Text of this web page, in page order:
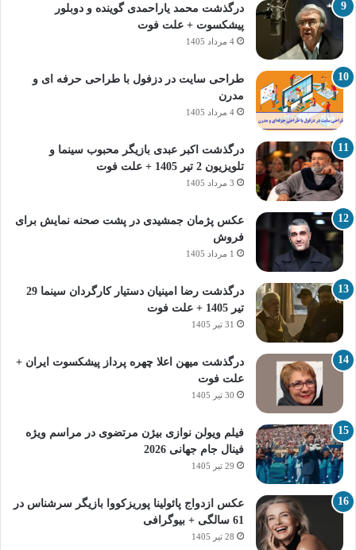
درگذشت محمد یاراحمدی گوینده و دوبلور
پیشکسوت + علت فوت
4 مرداد 1405
طراحی سایت در دزفول با طراحی حرفه‌ ای و
مدرن
4 مرداد 1405
درگذشت اکبر عبدی بازیگر محبوب سینما و
تلویزیون 2 تیر 1405 + علت فوت
3 مرداد 1405
عکس پژمان جمشیدی در پشت صحنه نمایش برای
فروش
1 مرداد 1405
درگذشت رضا امینیان دستیار کارگردان سینما 29
تیر 1405 + علت فوت
31 تیر 1405
درگذشت میهن اعلا چهره پرداز پیشکسوت ایران +
علت فوت
30 تیر 1405
فیلم ویولن نوازی بیژن مرتضوی در مراسم ویژه
فینال جام جهانی 2026
29 تیر 1405
عکس ازدواج پائولینا پوریزکووا بازیگر سرشناس در
61 سالگی + بیوگرافی
28 تیر 1405